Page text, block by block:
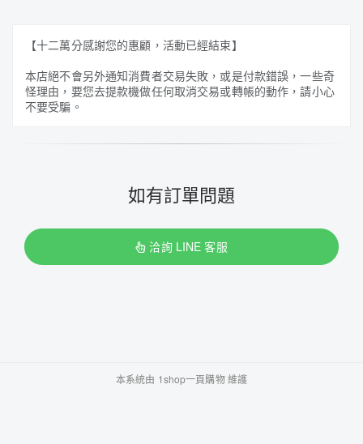
【十二萬分感謝您的惠顧，活動已經結束】
本店絕不會另外通知消費者交易失敗，或是付款錯誤，一些奇
怪理由，要您去提款機做任何取消交易或轉帳的動作，請小心
不要受騙。
如有訂單問題
洽詢 LINE 客服
本系統由 1shop一頁購物維護